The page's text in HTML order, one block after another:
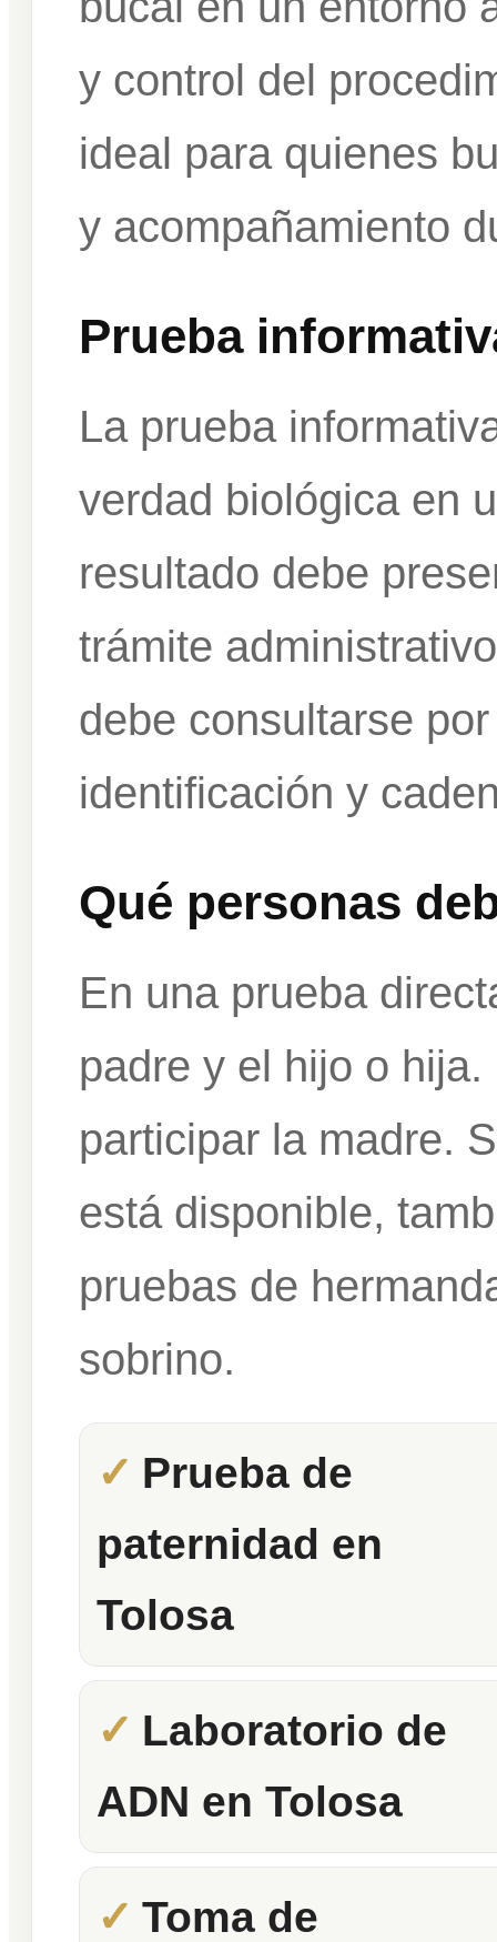
y control del
ideal para quienes
y acompañamiento
Prueba
La prueba
verdad biológica en
resultado debe
trámite
debe consultarse
identificación y
Qué personas
En una prueba
padre y el hijo o
participar la madre.
está disponible,
pruebas de
sobrino.
Prueba de
paternidad en
Tolosa
Laboratorio de
ADN en Tolosa
Toma de